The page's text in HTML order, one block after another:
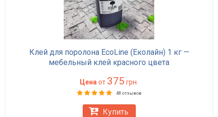
Клей для поролона EcoLine (Еколайн) 1 кг —
мебельный клей красного цвета
Цена от 375 грн.
48 отзывов
Купить